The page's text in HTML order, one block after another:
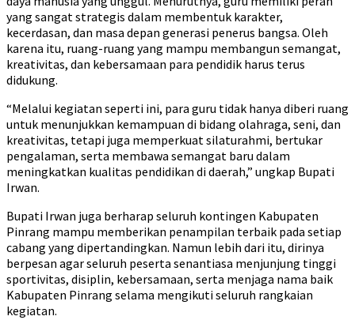
yang sangat strategis dalam membentuk karakter,
kecerdasan, dan masa depan generasi penerus bangsa. Oleh
karena itu, ruang-ruang yang mampu membangun semangat,
kreativitas, dan kebersamaan para pendidik harus terus
didukung.
“Melalui kegiatan seperti ini, para guru tidak hanya diberi ruang
untuk menunjukkan kemampuan di bidang olahraga, seni, dan
kreativitas, tetapi juga memperkuat silaturahmi, bertukar
pengalaman, serta membawa semangat baru dalam
meningkatkan kualitas pendidikan di daerah,” ungkap Bupati
Irwan.
Bupati Irwan juga berharap seluruh kontingen Kabupaten
Pinrang mampu memberikan penampilan terbaik pada setiap
cabang yang dipertandingkan. Namun lebih dari itu, dirinya
berpesan agar seluruh peserta senantiasa menjunjung tinggi
sportivitas, disiplin, kebersamaan, serta menjaga nama baik
Kabupaten Pinrang selama mengikuti seluruh rangkaian
kegiatan.